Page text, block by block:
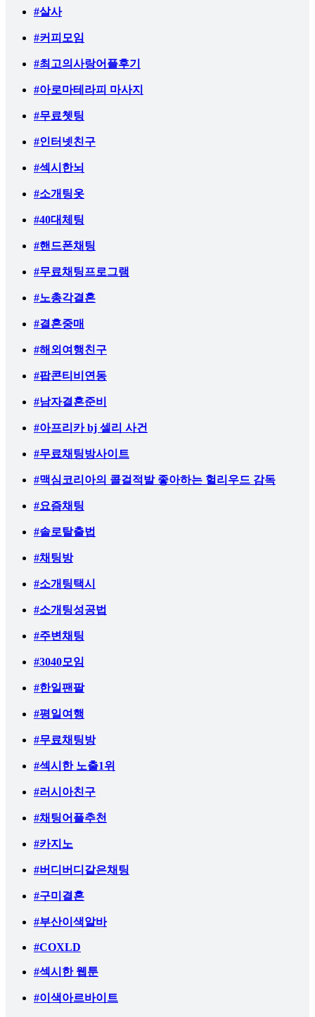
#살사
#커피모임
#최고의사랑어플후기
#아로마테라피 마사지
#무료쳇팅
#인터넷친구
#섹시한뇌
#소개팅옷
#40대체팅
#핸드폰채팅
#무료채팅프로그램
#노총각결혼
#결혼중매
#해외여행친구
#팝콘티비연동
#남자결혼준비
#아프리카 bj 셀리 사건
#무료채팅방사이트
#맥심코리아의 콜걸적발 좋아하는 헐리우드 감독
#요즘채팅
#솔로탈출법
#채팅방
#소개팅택시
#소개팅성공법
#주변채팅
#3040모임
#한일팬팔
#평일여행
#무료채팅방
#섹시한 노출1위
#러시아친구
#채팅어플추천
#카지노
#버디버디같은채팅
#구미결혼
#부산이색알바
#COXLD
#섹시한 웹툰
#이색아르바이트